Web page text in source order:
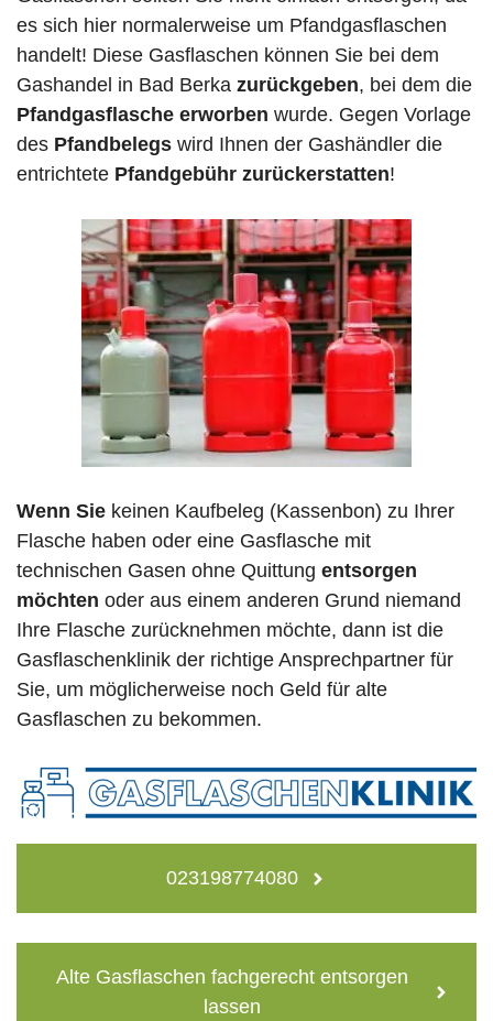
es sich hier normalerweise um Pfandgasflaschen
handelt! Diese Gasflaschen können Sie bei dem
Gashandel in Bad Berka zurückgeben, bei dem die
Pfandgasflasche erworben wurde. Gegen Vorlage
des Pfandbelegs wird Ihnen der Gashändler die
entrichtete Pfandgebühr zurückerstatten!
Wenn Sie keinen Kaufbeleg (Kassenbon) zu Ihrer
Flasche haben oder eine Gasflasche mit
technischen Gasen ohne Quittung entsorgen
möchten oder aus einem anderen Grund niemand
Ihre Flasche zurücknehmen möchte, dann ist die
Gasflaschenklinik der richtige Ansprechpartner für
Sie, um möglicherweise noch Geld für alte
Gasflaschen zu bekommen.
023198774080
Alte Gasflaschen fachgerecht entsorgen
lassen